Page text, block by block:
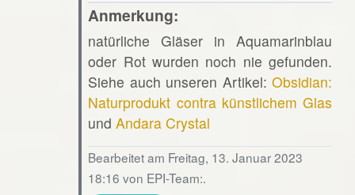
Anmerkung:
natürliche Gläser in Aquamarinblau
oder Rot wurden noch nie gefunden.
Siehe auch unseren Artikel:Obsidian:
Naturprodukt contra künstlichem Glas
undAndara Crystal
Bearbeitet am Freitag, 13. Januar 2023
18:16 von EPI-Team:.